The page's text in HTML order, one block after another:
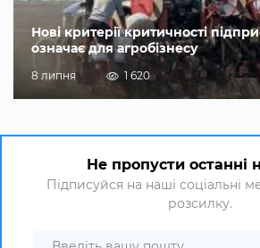
Нові критерії критичності
означає для агробізнесу
8 липня 1 620
Не пропусти останні
Підписуйся на наші соціальні
розсилку.